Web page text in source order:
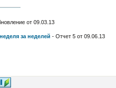
от 09.03.13
за неделей - Отчет 5 от 09.06.13